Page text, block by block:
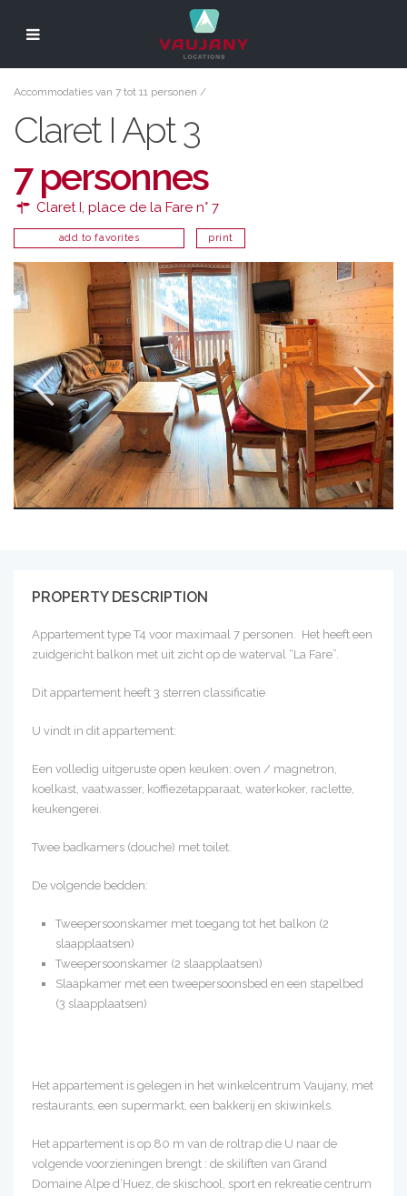
Accommodaties van 7 tot 11 personen /
Claret I Apt 3
7 personnes
Claret I, place de la Fare n° 7
add to favorites print
PROPERTY DESCRIPTION
Appartement type T4 voor maximaal 7 personen. Het heeft een
zuidgericht balkon met uit zicht op de waterval “La Fare”.
Dit appartement heeft 3 sterren classificatie
U vindt in dit appartement:
Een volledig uitgeruste open keuken: oven / magnetron,
koelkast, vaatwasser, koffiezetapparaat, waterkoker, raclette,
keukengerei.
Twee badkamers (douche) met toilet.
De volgende bedden:
Tweepersoonskamer met toegang tot het balkon (2
slaapplaatsen)
Tweepersoonskamer (2 slaapplaatsen)
Slaapkamer met een tweepersoonsbed en een stapelbed
(3 slaapplaatsen)
Het appartement is gelegen in het winkelcentrum Vaujany, met
restaurants, een supermarkt, een bakkerij en skiwinkels.
Het appartement is op 80 m van de roltrap die U naar de
volgende voorzieningen brengt : de skiliften van Grand
Domaine Alpe d’Huez, de skischool, sport en rekreatie centrum